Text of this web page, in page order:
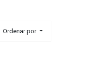
Ordenar por